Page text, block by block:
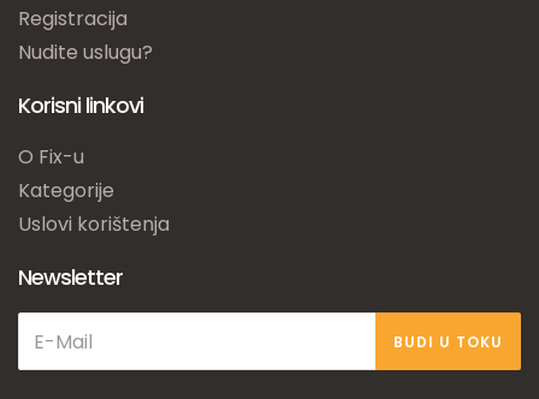
Registracija
Nudite uslugu?
Korisni linkovi
O Fix-u
Kategorije
Uslovi korištenja
Newsletter
BUDI U TOKU